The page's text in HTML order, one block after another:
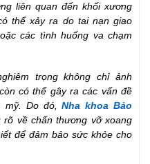
liên quan đến khối xương
thể xảy ra do tai nạn giao
các tình huống va chạm
trọng không chỉ ảnh
có thể gây ra các vấn đề
Do đó,
Nha khoa Bảo
về chấn thương vỡ xoang
để đảm bảo sức khỏe cho